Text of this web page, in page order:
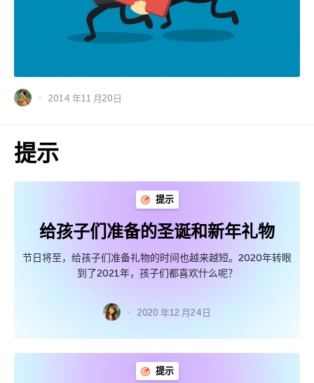
2014 年11 月20日
提示
提示
给孩子们准备的圣诞和新年礼物
节日将至，给孩子们准备礼物的时间也越来越短。2020年转眼
到了2021年，孩子们都喜欢什么呢？
2020 年12 月24日
提示